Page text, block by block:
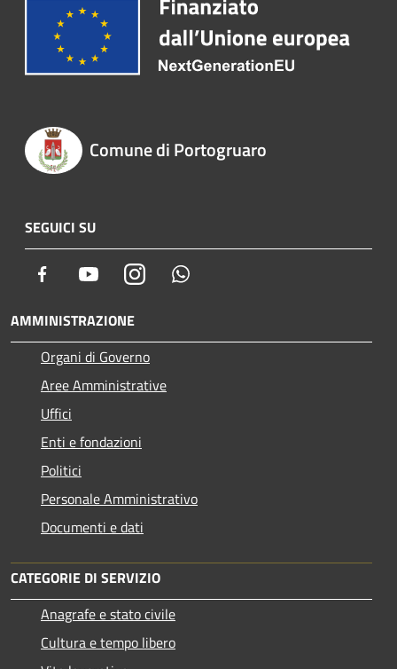
Comune di Portogruaro
SEGUICI SU
Facebook YoutubeInstagram
AMMINISTRAZIONE
Organi di Governo
Aree Amministrative
Uffici
Enti e fondazioni
Politici
Personale Amministrativo
Documenti e dati
CATEGORIE DI SERVIZIO
Anagrafe e stato civile
Cultura e tempo libero